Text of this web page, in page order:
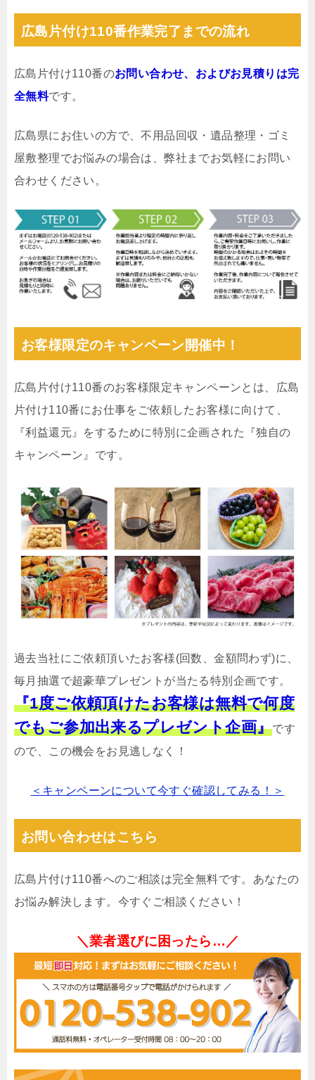
広島片付け110番作業完了までの流れ
広島片付け110番のお問い合わせ、およびお見積りは完
全無料です。
広島県にお住いの方で、不用品回収・遺品整理・ゴミ
屋敷整理でお悩みの場合は、弊社までお気軽にお問い
合わせください。
お客様限定のキャンペーン開催中！
広島片付け110番のお客様限定キャンペーンとは、広島
片付け110番にお仕事をご依頼したお客様に向けて、
『利益還元』をするために特別に企画された『独自の
キャンペーン』です。
過去当社にご依頼頂いたお客様(回数、金額問わず)に、
毎月抽選で超豪華プレゼントが当たる特別企画です。
『1度ご依頼頂けたお客様は無料で何度
でもご参加出来るプレゼント企画』です
ので、この機会をお見逃しなく！
＜キャンペーンについて今すぐ確認してみる！＞
お問い合わせはこちら
広島片付け110番へのご相談は完全無料です。あなたの
お悩み解決します。今すぐご相談ください！
＼業者選びに困ったら…／